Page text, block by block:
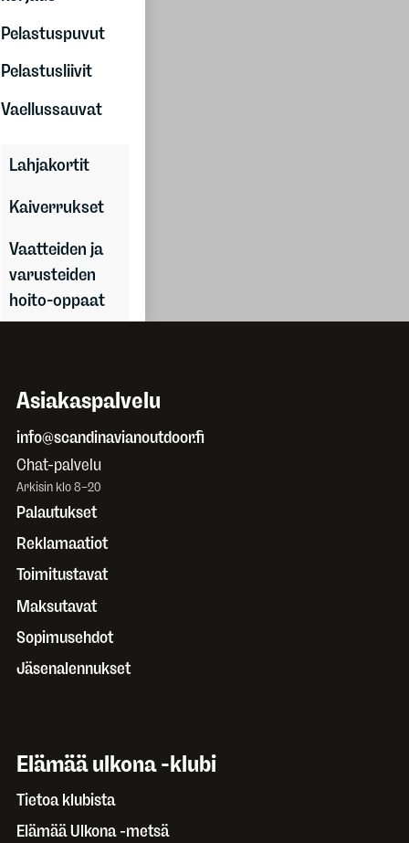
Elämää ulkona
Oppaat
Tuotetestit
Klubitarjoukset
Liity klubiin
Pelastuspuvut
Pelastusliivit
Vaellussauvat
Lahjakortit
Kaiverrukset
Vaatteiden ja
varusteiden
hoito-oppaat
Asiakaspalvelu
info@scandinavianoutdoor.fi
Chat-palvelu
Arkisin klo 8–20
Palautukset
Reklamaatiot
Toimitustavat
Maksutavat
Sopimusehdot
Jäsenalennukset
Elämää ulkona -klubi
Tietoa klubista
Elämää Ulkona -metsä